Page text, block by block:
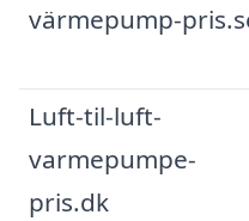
värmepump-
Luft-til-luft-
varmepumpe-
pris.dk